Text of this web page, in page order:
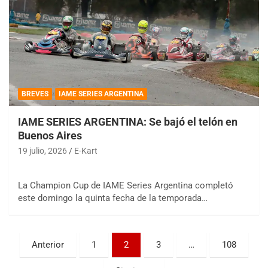
BREVES IAME SERIES ARGENTINA
IAME SERIES ARGENTINA: Se bajó el telón en
Buenos Aires
19 julio, 2026 E-Kart
La Champion Cup de IAME Series Argentina completó
este domingo la quinta fecha de la temporada…
Paginación
de
Anterior 1 2 3 … 108
COBERTURA ESPECIAL DE E-KART.COM.AR
IAME SERIES ARGENTINA 6
Ramiro Tot (Asfalto)
Ciudad de Trenque Lauquen (Asfalto)